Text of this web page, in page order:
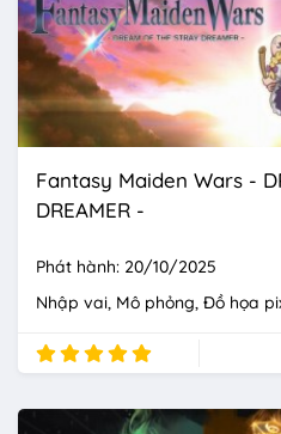
Fantasy Maiden Wars -
DREAMER -
Phát hành: 20/10/2025
Nhập vai Mô phỏng Đồ họa